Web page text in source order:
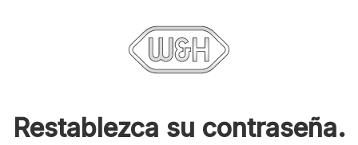
Restablezca su contraseña.